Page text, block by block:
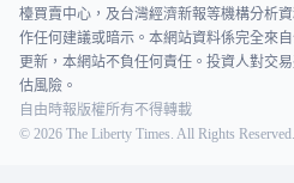
檯買賣中心，及台灣經濟新報等機構分析
作任何建議或暗示。本網站資料係完全來
更新，本網站不負任何責任。投資人對交
估風險。
自由時報版權所有不得轉載
© 2026 The Liberty Times. All Rights Reserved.